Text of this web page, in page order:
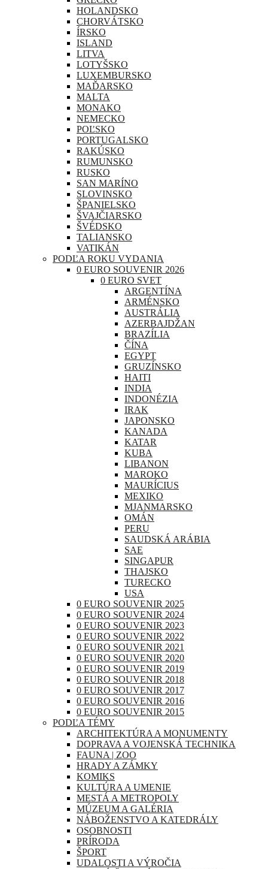
HOLANDSKO
CHORVÁTSKO
ÍRSKO
ISLAND
LITVA
LOTYŠSKO
LUXEMBURSKO
MAĎARSKO
MALTA
MONAKO
NEMECKO
POĽSKO
PORTUGALSKO
RAKÚSKO
RUMUNSKO
RUSKO
SAN MARÍNO
SLOVINSKO
ŠPANIELSKO
ŠVAJČIARSKO
ŠVÉDSKO
TALIANSKO
VATIKÁN
PODĽA ROKU VYDANIA
0 EURO SOUVENIR 2026
0 EURO SVET
ARGENTÍNA
ARMÉNSKO
AUSTRÁLIA
AZERBAJDŽAN
BRAZÍLIA
ČÍNA
EGYPT
GRUZÍNSKO
HAITI
INDIA
INDONÉZIA
IRAK
JAPONSKO
KANADA
KATAR
KUBA
LIBANON
MAROKO
MAURÍCIUS
MEXIKO
MJANMARSKO
OMÁN
PERU
SAUDSKÁ ARÁBIA
SAE
SINGAPUR
THAJSKO
TURECKO
USA
0 EURO SOUVENIR 2025
0 EURO SOUVENIR 2024
0 EURO SOUVENIR 2023
0 EURO SOUVENIR 2022
0 EURO SOUVENIR 2021
0 EURO SOUVENIR 2020
0 EURO SOUVENIR 2019
0 EURO SOUVENIR 2018
0 EURO SOUVENIR 2017
0 EURO SOUVENIR 2016
0 EURO SOUVENIR 2015
PODĽA TÉMY
ARCHITEKTÚRA A MONUMENTY
DOPRAVA A VOJENSKÁ TECHNIKA
FAUNA | ZOO
HRADY A ZÁMKY
KOMIKS
KULTÚRA A UMENIE
MESTÁ A METROPOLY
MÚZEUM A GALÉRIA
NÁBOŽENSTVO A KATEDRÁLY
OSOBNOSTI
PRÍRODA
ŠPORT
UDALOSTI A VÝROČIA